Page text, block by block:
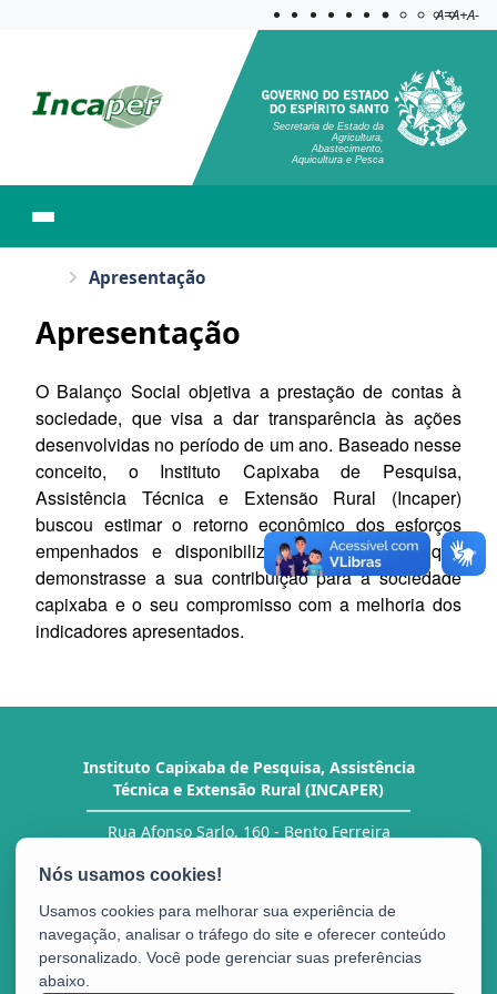
Aplicar
A=A+A-
Secretaria de Estado da
Agricultura,
Abastecimento,
Aquicultura e Pesca
Apresentação
Apresentação
O Balanço Social objetiva a prestação de contas à
sociedade, que visa a dar transparência às ações
desenvolvidas no período de um ano. Baseado nesse
conceito, o Instituto Capixaba de Pesquisa,
Assistência Técnica e Extensão Rural (Incaper)
buscou estimar o retorno econômico dos esforços
empenhados e disponibilizar um documento que
demonstrasse a sua contribuição para a sociedade
capixaba e o seu compromisso com a melhoria dos
indicadores apresentados.
Instituto Capixaba de Pesquisa, Assistência
Técnica e Extensão Rural (INCAPER)
Rua Afonso Sarlo, 160 - Bento Ferreira
Tel.: (27) 3636-9800
Usamos cookies para melhorar sua experiência de
navegação, analisar o tráfego do site e oferecer conteúdo
personalizado. Você pode gerenciar suas preferências
abaixo.